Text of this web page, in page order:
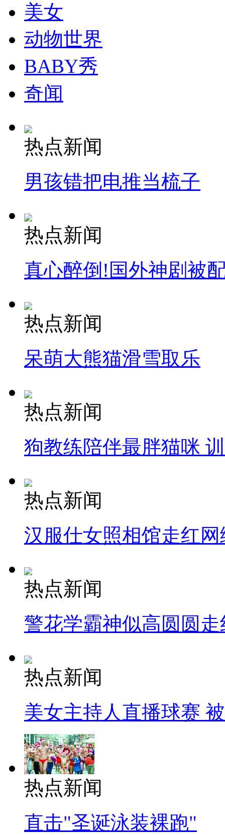
安徽一实载49人客车翻车
走！跟着总书记去植树
消防员救轻生者
纽约上演“枕头大战”
司机酒驾遇交警 急速倒车逃窜
美女
动物世界
BABY秀
奇闻
热点新闻
男孩错把电推当梳子
热点新闻
真心醉倒!国外神剧被
热点新闻
呆萌大熊猫滑雪取乐
热点新闻
狗教练陪伴最胖猫咪
热点新闻
汉服仕女照相馆走红网
热点新闻
警花学霸神似高圆圆走
热点新闻
美女主持人直播球赛
热点新闻
直击"圣诞泳装裸跑"